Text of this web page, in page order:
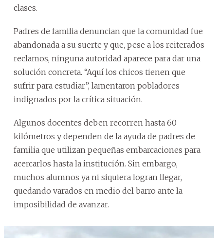
clases.
Padres de familia denuncian que la comunidad fue
abandonada a su suerte y que, pese a los reiterados
reclamos, ninguna autoridad aparece para dar una
solución concreta. “Aquí los chicos tienen que
sufrir para estudiar”, lamentaron pobladores
indignados por la crítica situación.
Algunos docentes deben recorren hasta 60
kilómetros y dependen de la ayuda de padres de
familia que utilizan pequeñas embarcaciones para
acercarlos hasta la institución. Sin embargo,
muchos alumnos ya ni siquiera logran llegar,
quedando varados en medio del barro ante la
imposibilidad de avanzar.